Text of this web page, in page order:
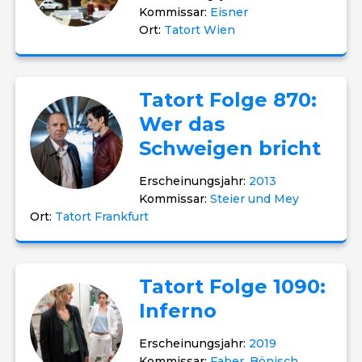
Kommissar: Eisner
Ort: Tatort Wien
Tatort Folge 870:
Wer das
Schweigen bricht
Erscheinungsjahr: 2013
Kommissar:Steier und Mey
Ort: Tatort Frankfurt
Tatort Folge 1090:
Inferno
Erscheinungsjahr: 2019